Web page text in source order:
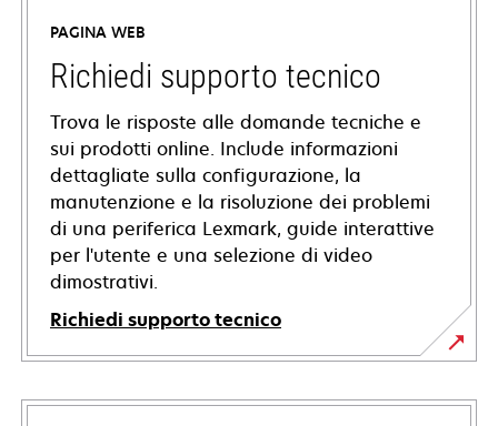
PAGINA WEB
Richiedi supporto tecnico
Trova le risposte alle domande tecniche e
sui prodotti online. Include informazioni
dettagliate sulla configurazione, la
manutenzione e la risoluzione dei problemi
di una periferica Lexmark, guide interattive
per l'utente e una selezione di video
dimostrativi.
Richiedi supporto tecnico
si
apre